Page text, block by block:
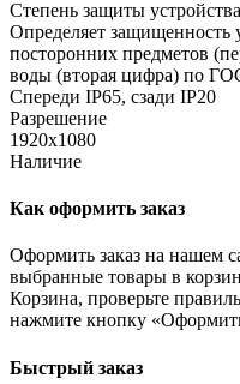
Степень защиты
Определяет защищенность
посторонних предметов
воды (вторая цифра) по
Спереди IP65, сзади IP20
Разрешение
1920x1080
Наличие
Как оформить заказ
Оформить заказ на нашем
выбранные товары в
Корзина, проверьте
нажмите кнопку
Быстрый заказ